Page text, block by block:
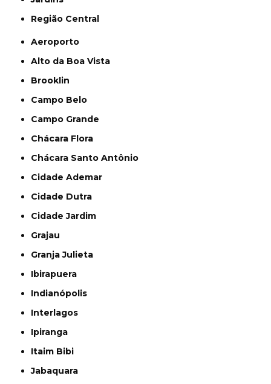
Região Central
Aeroporto
Alto da Boa Vista
Brooklin
Campo Belo
Campo Grande
Chácara Flora
Chácara Santo Antônio
Cidade Ademar
Cidade Dutra
Cidade Jardim
Grajau
Granja Julieta
Ibirapuera
Indianópolis
Interlagos
Ipiranga
Itaim Bibi
Jabaquara